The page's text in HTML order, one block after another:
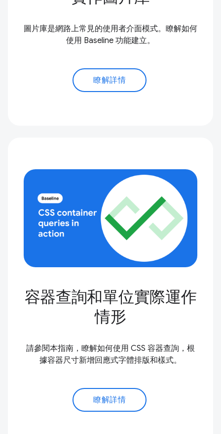
圖片庫是網路上常見的使用者介面模式。瞭解如何
使用 Baseline 功能建立。
瞭解詳情
容器查詢和單位實際運作
情形
請參閱本指南，瞭解如何使用 CSS 容器查詢，根
據容器尺寸新增回應式字體排版和樣式。
瞭解詳情